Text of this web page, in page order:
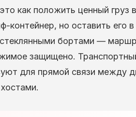
как положить ценный груз в
контейнер, но оставить его в
стеклянными бортами —
защищено.
для прямой связи между